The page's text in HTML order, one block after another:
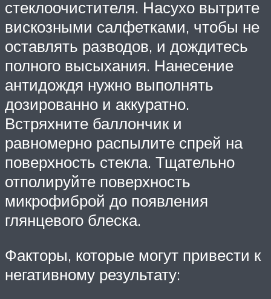
стеклоочистителя. Насухо вытрите
вискозными салфетками, чтобы не
оставлять разводов, и дождитесь
полного высыхания. Нанесение
антидождя нужно выполнять
дозированно и аккуратно.
Встряхните баллончик и
равномерно распылите спрей на
поверхность стекла. Тщательно
отполируйте поверхность
микрофиброй до появления
глянцевого блеска.
Факторы, которые могут привести к
негативному результату: